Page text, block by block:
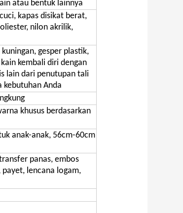
atau bentuk lainnya
kapas disikat berat,
nilon akrilik,
gesper plastik,
kembali diri dengan
lain dari penutupan tali
kebutuhan Anda
khusus berdasarkan
anak-anak, 56cm-60cm
panas, embos
lencana logam,